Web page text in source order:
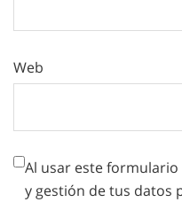
Web
Al usar este
y gestión de tus datos